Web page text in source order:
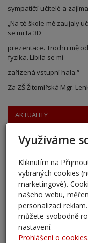
sympatičtí učitelé a
„Na té škole mě zaujaly
se mi ta 3D
prezentace. Trochu mě
fyzika. Líbila se mi
zařízená vstupní hala.“
Za ZŠ Žitomířská Mgr.
AKTUALITY
přestup 6. ročník
5. 6. 2026
Přestup žáků do
rok 2026/202
25. 5. 2026
Odlišná
27. 2. 2026
Využíváme
Kliknutím na
vybraných cookies
marketingové).
našeho webu,
personalizaci
můžete svobodně
nastavení.
Prohlášení o cookies.